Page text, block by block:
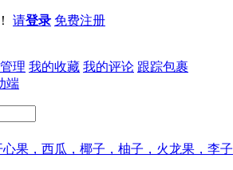
请登录 免费注册
理 我的收藏 我的评论 跟踪包裹
端
果，西瓜，椰子，柚子，火龙果，李子